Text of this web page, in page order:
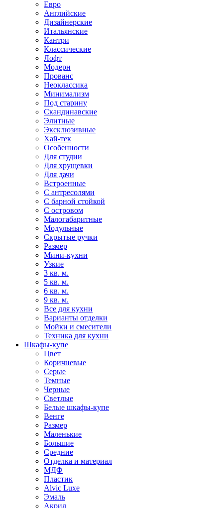
Евро
Английские
Дизайнерские
Итальянские
Кантри
Классические
Лофт
Модерн
Прованс
Неоклассика
Минимализм
Под старину
Скандинавские
Элитные
Эксклюзивные
Хай-тек
Особенности
Для студии
Для хрущевки
Для дачи
Встроенные
С антресолями
С барной стойкой
С островом
Малогабаритные
Модульные
Скрытые ручки
Размер
Мини-кухни
Узкие
3 кв. м.
5 кв. м.
6 кв. м.
9 кв. м.
Все для кухни
Варианты отделки
Мойки и смесители
Техника для кухни
Шкафы-купе
Цвет
Коричневые
Серые
Темные
Черные
Светлые
Белые шкафы-купе
Венге
Размер
Маленькие
Большие
Средние
Отделка и материал
МДФ
Пластик
Alvic Luxe
Эмаль
Акрил